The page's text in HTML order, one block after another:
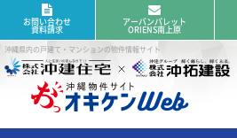
沖縄県内の戸建て・マンションの物件情報サイト
アーバンパレット
ORIENS南上原
お問い合わせ
資料請求